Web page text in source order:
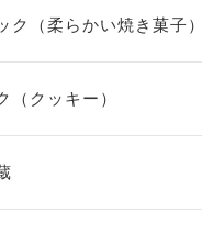
ク（柔らかい焼き菓子）
（クッキー）